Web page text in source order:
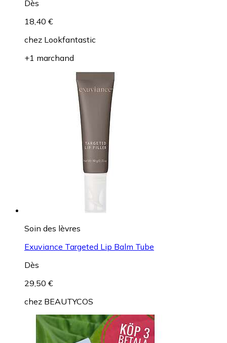
Dès
18,40 €
chez Lookfantastic
+1 marchand
Soin des lèvres
Exuviance Targeted Lip Balm Tube
Dès
29,50 €
chez BEAUTYCOS